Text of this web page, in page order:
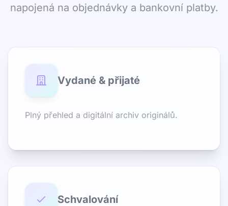
napojená na objednávky a bankovní platby.
Vydané & přijaté
Plný přehled a digitální archiv originálů.
Schvalování